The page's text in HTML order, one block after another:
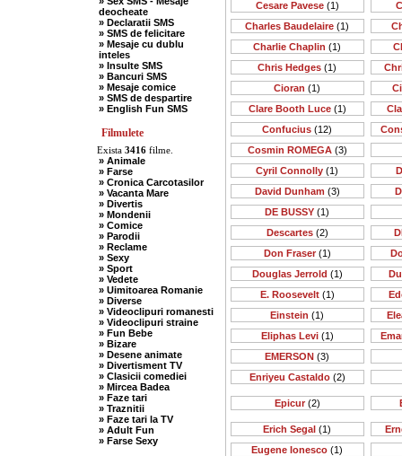
deocheate
» Declaratii SMS
» SMS de felicitare
» Mesaje cu dublu
inteles
» Insulte SMS
» Bancuri SMS
» Mesaje comice
» SMS de despartire
» English Fun SMS
Filmulete
Exista 3416filme.
» Animale
» Farse
» Cronica Carcotasilor
» Vacanta Mare
» Divertis
» Mondenii
» Comice
» Parodii
» Reclame
» Sexy
» Sport
» Vedete
» Uimitoarea Romanie
» Diverse
» Videoclipuri romanesti
» Videoclipuri straine
» Fun Bebe
» Bizare
» Desene animate
» Divertisment TV
» Clasicii comediei
» Mircea Badea
» Faze tari
» Traznitii
» Faze tari la TV
» Adult Fun
» Farse Sexy
Cesare Pavese(1)
Charles Baudelaire (1)
Charlie Chaplin (1)
Chris Hedges (1)
Cioran (1)
Clare Booth Luce(1)
Confucius (12)
Cosmin ROMEGA(3)
Cyril Connolly (1)
David Dunham (3)
DE BUSSY (1)
Descartes(2)
Don Fraser(1)
Douglas Jerrold (1)
E. Roosevelt(1)
Einstein (1)
Eliphas Levi(1)
EMERSON (3)
Enriyeu Castaldo(2)
Epicur(2)
Erich Segal (1)
Eugene Ionesco (1)